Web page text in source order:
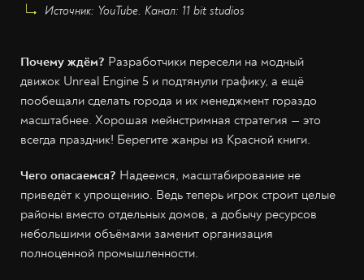
Источник: YouTube. Канал: 11 bit studios
Почему ждём? Разработчики пересели на модный
движок Unreal Engine 5 и подтянули графику, а ещё
пообещали сделать города и их менеджмент гораздо
масштабнее. Хорошая мейнстримная стратегия — это
всегда праздник! Берегите жанры из Красной книги.
Чего опасаемся? Надеемся, масштабирование не
приведёт к упрощению. Ведь теперь игрок строит целые
районы вместо отдельных домов, а добычу ресурсов
небольшими объёмами заменит организация
полноценной промышленности.